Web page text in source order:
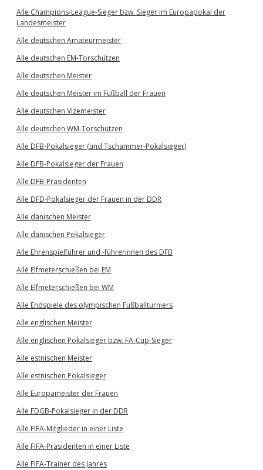
Alle Champions-League-Sieger bzw. Sieger im Europapokal der
Landesmeister
Alle deutschen Amateurmeister
Alle deutschen EM-Torschützen
Alle deutschen Meister
Alle deutschen Meister im Fußball der Frauen
Alle deutschen Vizemeister
Alle deutschen WM-Torschützen
Alle DFB-Pokalsieger (und Tschammer-Pokalsieger)
Alle DFB-Pokalsieger der Frauen
Alle DFB-Präsidenten
Alle DFD-Pokalsieger der Frauen in der DDR
Alle dänischen Meister
Alle dänischen Pokalsieger
Alle Ehrenspielführer und -führerinnen des DFB
Alle Elfmeterschießen bei EM
Alle Elfmeterschießen bei WM
Alle Endspiele des olympischen Fußballturniers
Alle englischen Meister
Alle englischen Pokalsieger bzw. FA-Cup-Sieger
Alle estnischen Meister
Alle estnischen Pokalsieger
Alle Europameister der Frauen
Alle FDGB-Pokalsieger in der DDR
Alle FIFA-Mitglieder in einer Liste
Alle FIFA-Präsidenten in einer Liste
Alle FIFA-Trainer des Jahres